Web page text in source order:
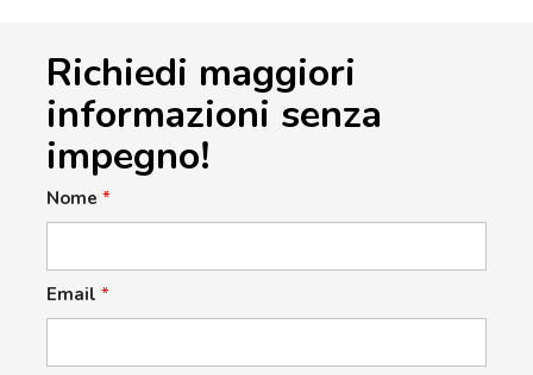
Richiedi maggiori
informazioni senza
impegno!
Nome *
Email *